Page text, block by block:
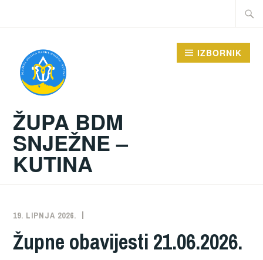
Traži:
ŽUPA BDM
SNJEŽNE –
KUTINA
IZBORNIK
19. LIPNJA 2026.
Župne obavijesti 21.06.2026.